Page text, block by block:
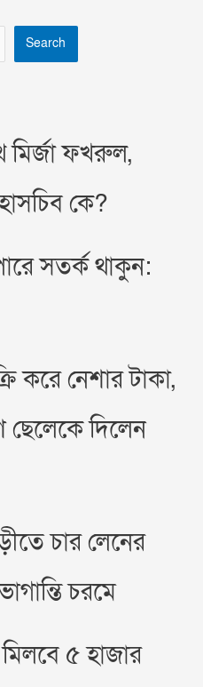
Search
মির্জা ফখরুল,
কে?
সতর্ক থাকুন:
করে নেশার টাকা,
ছেলেকে দিলেন
চার লেনের
চরমে
৫ হাজার